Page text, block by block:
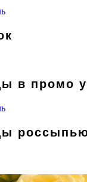
в промо